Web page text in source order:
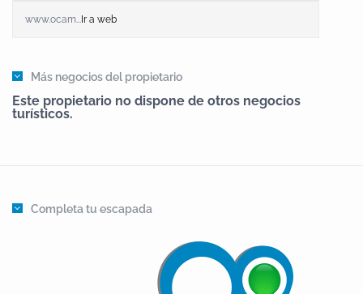
www.ocam... Ir a web
Más negocios del propietario
Este propietario no dispone de otros negocios
turísticos.
Completa tu escapada